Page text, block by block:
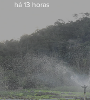
há 13 horas